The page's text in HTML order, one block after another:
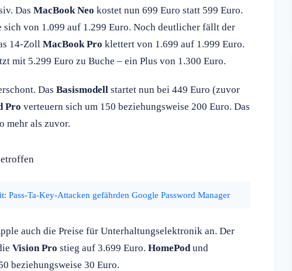
Das MacBook Neo kostet nun 699 Euro statt 599 Euro.
sich von 1.099 auf 1.299 Euro. Noch deutlicher fällt der
14-Zoll MacBook Pro klettert von 1.699 auf 1.999 Euro.
mit 5.299 Euro zu Buche – ein Plus von 1.300 Euro.
Das Basismodell startet nun bei 449 Euro (zuvor
Pro verteuern sich um 150 beziehungsweise 200 Euro. Das
mehr als zuvor.
Pass-Ta-Key-Attacken gefährden Google Password Manager
auch die Preise für Unterhaltungselektronik an. Der
Vision Pro stieg auf 3.699 Euro. HomePod und
beziehungsweise 30 Euro.